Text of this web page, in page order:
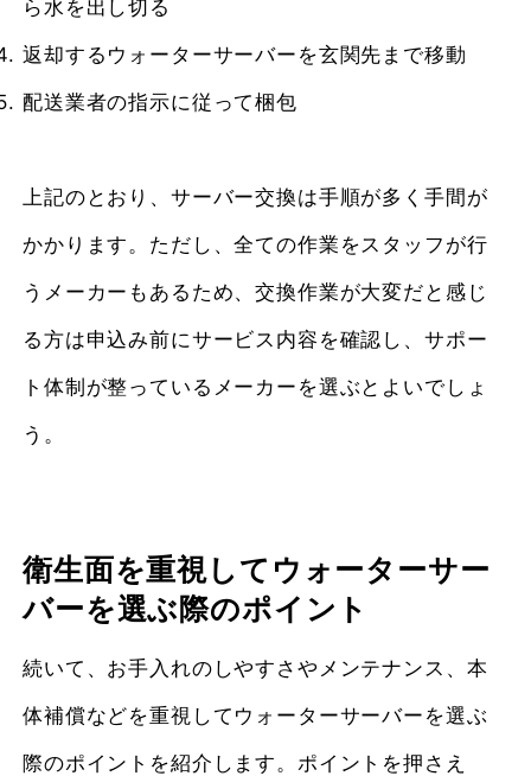
ら水を出し切る
返却するウォーターサーバーを玄関先まで移動
配送業者の指示に従って梱包
上記のとおり、サーバー交換は手順が多く手間が
かかります。ただし、全ての作業をスタッフが行
うメーカーもあるため、交換作業が大変だと感じ
る方は申込み前にサービス内容を確認し、サポー
ト体制が整っているメーカーを選ぶとよいでしょ
う。
衛生面を重視してウォーターサー
バーを選ぶ際のポイント
続いて、お手入れのしやすさやメンテナンス、本
体補償などを重視してウォーターサーバーを選ぶ
際のポイントを紹介します。ポイントを押さえ